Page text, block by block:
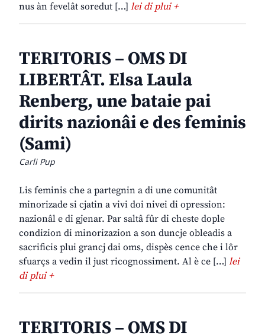
nus àn fevelât soredut […] lei di plui +
TERITORIS – OMS DI
LIBERTÂT. Elsa Laula
Renberg, une bataie pai
dirits nazionâi e des feminis
(Sami)
Carli Pup
Lis feminis che a partegnin a di une comunitât
minorizade si cjatin a vivi doi nivei di opression:
nazionâl e di gjenar. Par saltâ fûr di cheste dople
condizion di minorizazion a son duncje obleadis a
sacrificis plui grancj dai oms, dispès cence che i lôr
sfuarçs a vedin il just ricognossiment. Al è ce […] lei
di plui +
TERITORIS – OMS DI